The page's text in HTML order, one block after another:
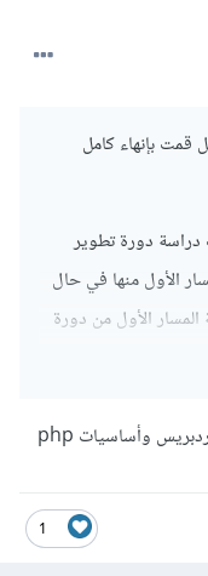
قمت بإنهاء كامل
دراسة دورة تطوير
الأول منها في حال
الأول من دورة
1